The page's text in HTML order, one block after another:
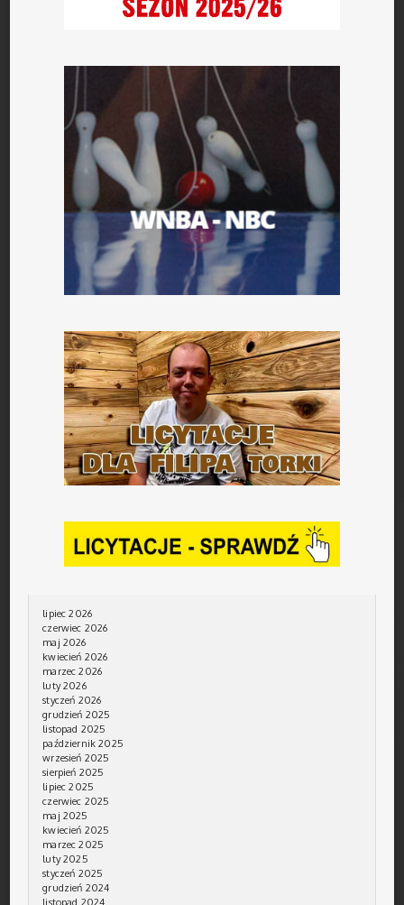
lipiec 2026
czerwiec 2026
maj 2026
kwiecień 2026
marzec 2026
luty 2026
styczeń 2026
grudzień 2025
listopad 2025
październik 2025
wrzesień 2025
sierpień 2025
lipiec 2025
czerwiec 2025
maj 2025
kwiecień 2025
marzec 2025
luty 2025
styczeń 2025
grudzień 2024
listopad 2024